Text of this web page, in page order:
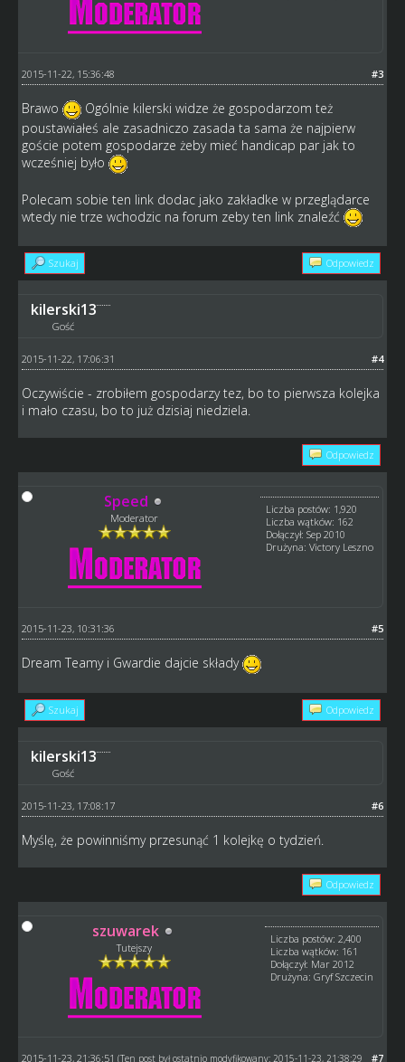
#3
2015-11-22, 15:36:48
Brawo
Ogólnie kilerski widze że gospodarzom też
poustawiałeś ale zasadniczo zasada ta sama że najpierw
goście potem gospodarze żeby mieć handicap par jak to
wcześniej było
Polecam sobie ten link dodac jako zakładke w przeglądarce
wtedy nie trze wchodzic na forum zeby ten link znaleźć
Szukaj Odpowiedz
kilerski13
Gość
#4
2015-11-22, 17:06:31
Oczywiście - zrobiłem gospodarzy tez, bo to pierwsza kolejka
i mało czasu, bo to już dzisiaj niedziela.
Odpowiedz
Speed
Moderator
Liczba postów: 1,920
Liczba wątków: 162
Dołączył: Sep 2010
Drużyna: Victory Leszno
#5
2015-11-23, 10:31:36
Dream Teamy i Gwardie dajcie składy
Szukaj Odpowiedz
kilerski13
Gość
#6
2015-11-23, 17:08:17
Myślę, że powinniśmy przesunąć 1 kolejkę o tydzień.
Odpowiedz
szuwarek
Tutejszy
Liczba postów: 2,400
Liczba wątków: 161
Dołączył: Mar 2012
Drużyna: Gryf Szczecin
#7
2015-11-23, 21:36:51 (Ten post był ostatnio modyfikowany: 2015-11-23, 21:38:29